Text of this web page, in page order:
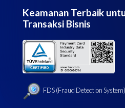
Keamanan Terbaik
Transaksi Bisnis
FDS (Fraud Detection System)